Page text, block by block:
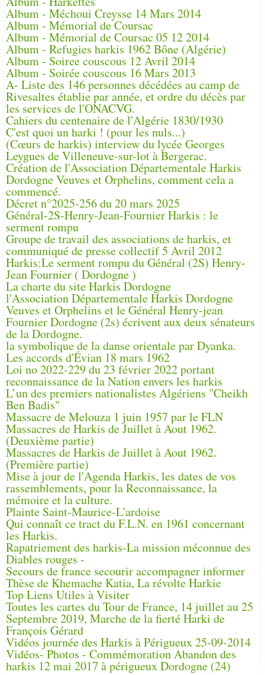
Album - Méchoui Creysse 14 Mars 2014
Album - Mémorial de Coursac
Album - Mémorial de Coursac 05 12 2014
Album - Refugies harkis 1962 Bône (Algérie)
Album - Soiree couscous 12 Avril 2014
Album - Soirée couscous 16 Mars 2013
A- Liste des 146 personnes décédées au camp de
Rivesaltes établie par année, et ordre du décès par
les services de l'ONACVG.
Cahiers du centenaire de l'Algérie 1830/1930
C'est quoi un harki ! (pour les nuls...)
(Cœurs de harkis) interview du lycée Georges
Leygues de Villeneuve-sur-lot à Bergerac.
Création de l'Association Départementale Harkis
Dordogne Veuves et Orphelins, comment cela a
commencé.
Décret n°2025-256 du 20 mars 2025
Général-2S-Henry-Jean-Fournier Harkis : le
serment rompu
Groupe de travail des associations de harkis, et
communiqué de presse collectif 5 Avril 2012
Harkis:Le serment rompu du Général (2S) Henry-
Jean Fournier ( Dordogne )
La charte du site Harkis Dordogne
l'Association Départementale Harkis Dordogne
Veuves et Orphelins et le Général Henry-jean
Fournier Dordogne (2s) écrivent aux deux sénateurs
de la Dordogne.
la symbolique de la danse orientale par Dyanka.
Les accords d'Évian 18 mars 1962
Loi no 2022-229 du 23 février 2022 portant
reconnaissance de la Nation envers les harkis
L’un des premiers nationalistes Algériens "Cheikh
Ben Badis"
Massacre de Melouza 1 juin 1957 par le FLN
Massacres de Harkis de Juillet à Aout 1962.
(Deuxième partie)
Massacres de Harkis de Juillet à Aout 1962.
(Première partie)
Mise à jour de l'Agenda Harkis, les dates de vos
rassemblements, pour la Reconnaissance, la
mémoire et la culture.
Plainte Saint-Maurice-L'ardoise
Qui connaît ce tract du F.L.N. en 1961 concernant
les Harkis.
Rapatriement des harkis-La mission méconnue des
Diables rouges -
Secours de france secourir accompagner informer
Thèse de Khemache Katia, La révolte Harkie
Top Liens Utiles à Visiter
Toutes les cartes du Tour de France, 14 juillet au 25
Septembre 2019, Marche de la fierté Harki de
François Gérard
Vidéos journée des Harkis à Périgueux 25-09-2014
Vidéos- Photos - Commémoration Abandon des
harkis 12 mai 2017 à périgueux Dordogne (24)